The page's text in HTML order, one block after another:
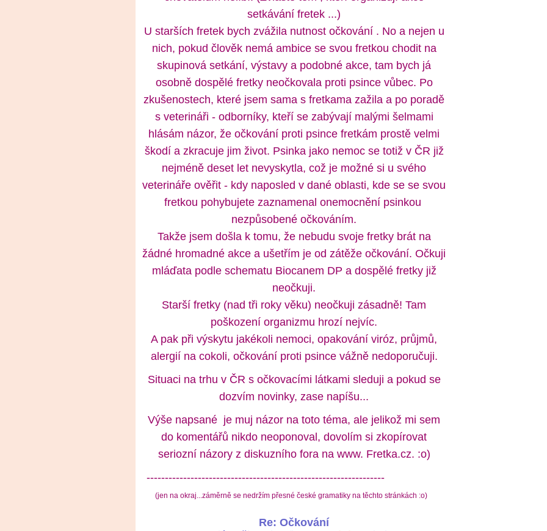
setkávání fretek ...)
U starších fretek bych zvážila nutnost očkování . No a nejen u
nich, pokud člověk nemá ambice se svou fretkou chodit na
skupinová setkání, výstavy a podobné akce, tam bych já
osobně dospělé fretky neočkovala proti psince vůbec. Po
zkušenostech, které jsem sama s fretkama zažila a po poradě
s veterináři - odborníky, kteří se zabývají malými šelmami
hlásám názor, že očkování proti psince fretkám prostě velmi
škodí a zkracuje jim život. Psinka jako nemoc se totiž v ČR již
nejméně deset let nevyskytla, což je možné si u svého
veterináře ověřit - kdy naposled v dané oblasti, kde se se svou
fretkou pohybujete zaznamenal onemocnění psinkou
nezpůsobené očkováním.
Takže jsem došla k tomu, že nebudu svoje fretky brát na
žádné hromadné akce a ušetřím je od zátěže očkování. Očkuji
mláďata podle schematu Biocanem DP a dospělé fretky již
neočkuji.
Starší fretky (nad tři roky věku) neočkuji zásadně! Tam
poškození organizmu hrozí nejvíc.
A pak při výskytu jakékoli nemoci, opakování viróz, průjmů,
alergií na cokoli, očkování proti psince vážně nedoporučuji.
Situaci na trhu v ČR s očkovacími látkami sleduji a pokud se
dozvím novinky, zase napíšu...
Výše napsané je muj názor na toto téma, ale jelikož mi sem
do komentářů nikdo neoponoval, dovolím si zkopírovat
seriozní názory z diskuzního fora na www. Fretka.cz. :o)
-----------------------------------------------------------------
(jen na okraj...záměrně se nedržím přesné české gramatiky na těchto stránkách :o)
Re: Očkování